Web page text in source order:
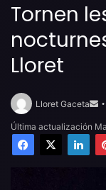
Tornen
Lloret
Lloret Gaceta
Última actualización
Facebook
X